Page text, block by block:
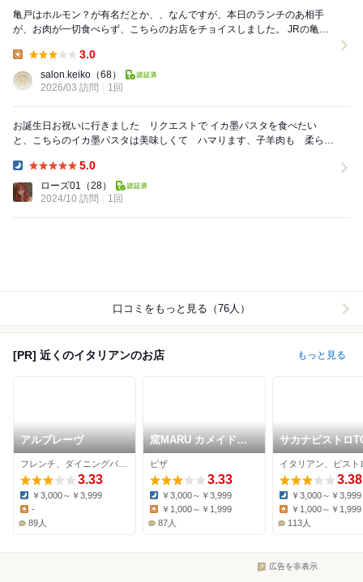
亀戸はホルモン？が有名だとか、、なんですが、本日のランチのあ相手
が、お肉が一切食べらず、こちらのお店をチョイスしました。 JRの亀戸
3.0
salon.keiko （68）
2026/03 訪問
1回
お誕生日お祝いに行きました リクエストで イカ墨パスタを食べたい
と、こちらのイカ墨パスタは美味しくて ハマります、子羊肉も 柔らか
5.0
ローズ01 （28）
2024/10 訪問
1回
口コミをもっと見る（76人）
[PR] 近くのイタリアンのお店 もっと見る
アルブレーヴ
3.33
Dinner:
￥3,000～￥3,999
Lunch:
-
89人
窯MARU カメイドク
ロック店
ピザ
3.33
Dinner:
￥3,000～￥3,999
Lunch:
￥1,000～￥1,999
87人
サカナビストロ
3.38
Dinner:
￥3,000～￥3,999
￥1,000～￥1,999
113人
広告を非表示